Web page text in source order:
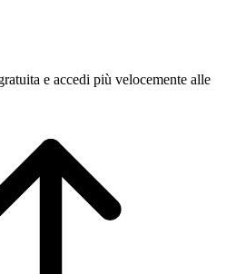
e accedi più velocemente alle